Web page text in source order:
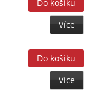
Více
Více